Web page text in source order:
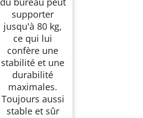
supporter
jusqu'à 80 kg,
ce qui lui
confère une
stabilité et une
durabilité
maximales.
Toujours aussi
stable et sûr